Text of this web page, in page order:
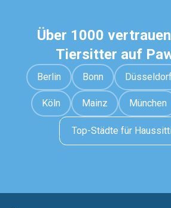
Über 1000
Tiersitter auf
Berlin Bonn
Köln Mainz München
Top-Städte für